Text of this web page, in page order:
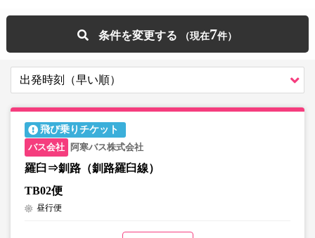
条件を変更する 7
飛び乗りチケット
阿寒バス株式会社
羅臼⇒釧路（釧路羅臼線）
TB02便
昼行便